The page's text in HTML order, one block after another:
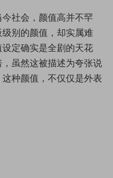
社会，颜值高并不罕
别的颜值，却实属难
定确实是全剧的天花
虽然这被描述为夸张说
种颜值，不仅仅是外表